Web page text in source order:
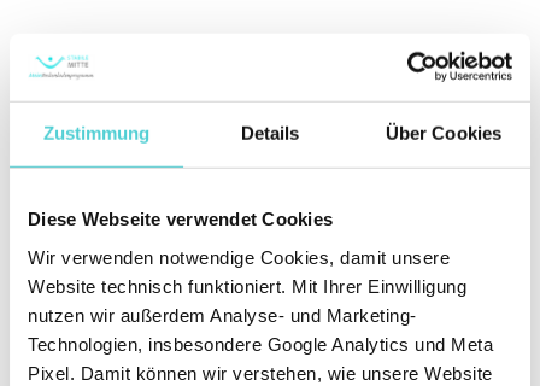
Zustimmung Details Über Cookies
Diese Webseite verwendet Cookies
Wir verwenden notwendige Cookies, damit unsere
Website technisch funktioniert. Mit Ihrer Einwilligung
nutzen wir außerdem Analyse- und Marketing-
Technologien, insbesondere Google Analytics und Meta
Pixel. Damit können wir verstehen, wie unsere Website
Evaluation nach dem Programm